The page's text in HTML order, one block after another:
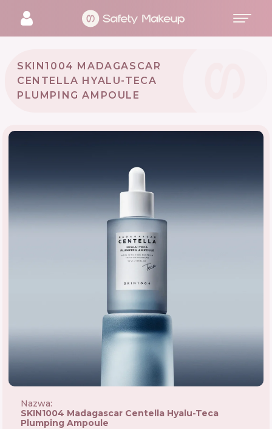
SKIN1004 MADAGASCAR
CENTELLA HYALU-TECA
PLUMPING AMPOULE
Nazwa:
SKIN1004 Madagascar Centella Hyalu-Teca
Plumping Ampoule